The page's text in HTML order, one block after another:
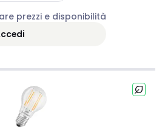
prezzi e disponibilità